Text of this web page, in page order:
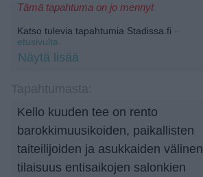
Tämä tapahtuma on jo mennyt
Katso tulevia tapahtumia Stadissa.fi -
etusivulta.
Näytä lisää
Kello kuuden tee on rento
barokkimuusikoiden, paikallisten
taiteilijoiden ja asukkaiden välinen
tilaisuus entisaikojen salonkien